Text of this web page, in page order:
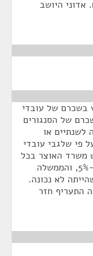
אדוני היושב
בשכרם של עובדי
ובמקביל קוצצו גם 10% בשכרם של הסנגורים
לשנתיים או
פי שלגבי עובדי
משרד האוצר בכל
זאת להמשיך ולקצץ 10%. אנחנו הסכמנו ל-5%, והממשלה
לא נכונה.
התעריף חזר